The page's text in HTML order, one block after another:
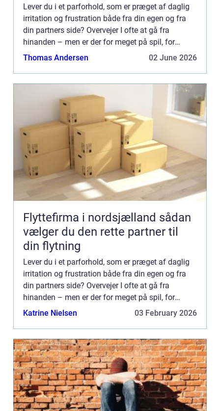
Lever du i et parforhold, som er præget af daglig
irritation og frustration både fra din egen og fra
din partners side? Overvejer I ofte at gå fra
hinanden – men er der for meget på spil, for
eksempel en familie? Og n&ae...
Thomas Andersen 02 June 2026
Flyttefirma i nordsjælland sådan
vælger du den rette partner til
din flytning
Lever du i et parforhold, som er præget af daglig
irritation og frustration både fra din egen og fra
din partners side? Overvejer I ofte at gå fra
hinanden – men er der for meget på spil, for
eksempel en familie? Og n&ae...
Katrine Nielsen 03 February 2026